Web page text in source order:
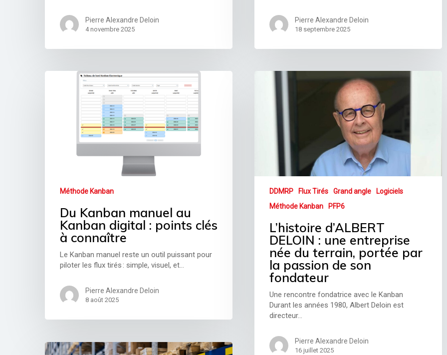
Pierre Alexandre Deloin
4 novembre 2025
Pierre Alexandre Deloin
18 septembre 2025
Méthode Kanban
Du Kanban manuel au
Kanban digital : points clés
à connaître
Le Kanban manuel reste un outil puissant pour
piloter les flux tirés : simple, visuel, et…
Pierre Alexandre Deloin
8 août 2025
DDMRP Flux Tirés Grand angle
Logiciels
Méthode Kanban
PFP6
L’histoire d’ALBERT
DELOIN : une entreprise
née du terrain, portée par
la passion de son
fondateur
Une rencontre fondatrice avec le Kanban
Durant les années 1980, Albert Deloin est
directeur…
Pierre Alexandre Deloin
16 juillet 2025